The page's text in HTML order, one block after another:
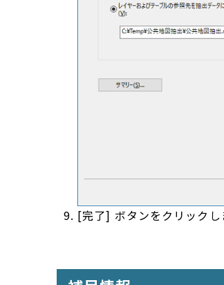
[完了] ボタンをクリックし